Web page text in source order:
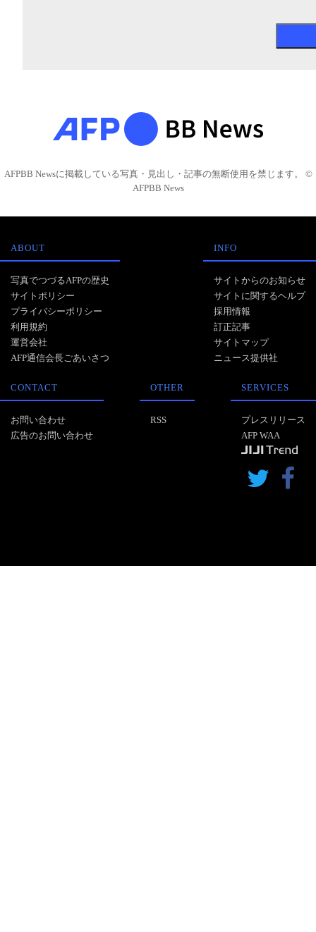
AFPBB Newsに掲載している写真・見出し・記事の無断使用を禁じます。 ©
AFPBB News
ABOUT
写真でつづるAFPの歴史
サイトポリシー
プライバシーポリシー
利用規約
運営会社
AFP通信会長ごあいさつ
INFO
サイトからのお知らせ
サイトに関するヘルプ
採用情報
訂正記事
サイトマップ
ニュース提供社
CONTACT
お問い合わせ
広告のお問い合わせ
OTHER
RSS
SERVICES
プレスリリース
AFP WAA